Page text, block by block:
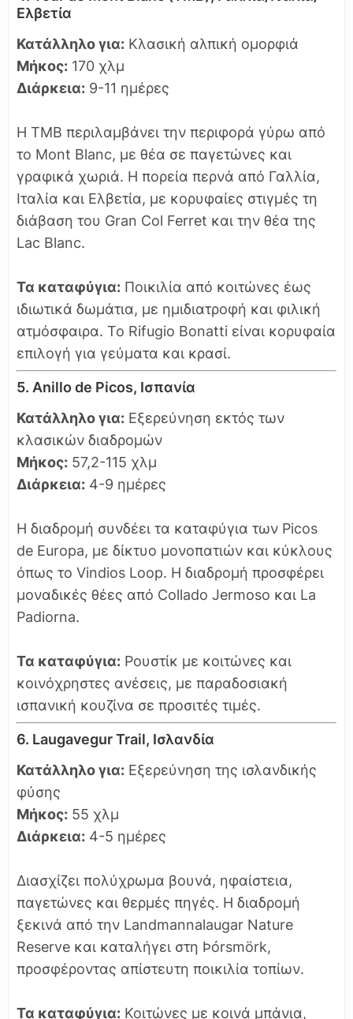
Ελβετία
Κατάλληλο για: Κλασική αλπική ομορφιά
Μήκος: 170 χλμ
Διάρκεια: 9-11 ημέρες
Η TMB περιλαμβάνει την περιφορά γύρω από
το Mont Blanc, με θέα σε παγετώνες και
γραφικά χωριά. Η πορεία περνά από Γαλλία,
Ιταλία και Ελβετία, με κορυφαίες στιγμές τη
διάβαση του Gran Col Ferret και την θέα της
Lac Blanc.
Τα καταφύγια: Ποικιλία από κοιτώνες έως
ιδιωτικά δωμάτια, με ημιδιατροφή και φιλική
ατμόσφαιρα. Το Rifugio Bonatti είναι κορυφαία
επιλογή για γεύματα και κρασί.
5. Anillo de Picos, Ισπανία
Κατάλληλο για: Εξερεύνηση εκτός των
κλασικών διαδρομών
Μήκος: 57,2-115 χλμ
Διάρκεια: 4-9 ημέρες
Η διαδρομή συνδέει τα καταφύγια των Picos
de Europa, με δίκτυο μονοπατιών και κύκλους
όπως το Vindios Loop. Η διαδρομή προσφέρει
μοναδικές θέες από Collado Jermoso και La
Padiorna.
Τα καταφύγια: Ρουστίκ με κοιτώνες και
κοινόχρηστες ανέσεις, με παραδοσιακή
ισπανική κουζίνα σε προσιτές τιμές.
6. Laugavegur Trail, Ισλανδία
Κατάλληλο για: Εξερεύνηση της ισλανδικής
φύσης
Μήκος: 55 χλμ
Διάρκεια: 4-5 ημέρες
Διασχίζει πολύχρωμα βουνά, ηφαίστεια,
παγετώνες και θερμές πηγές. Η διαδρομή
ξεκινά από την Landmannalaugar Nature
Reserve και καταλήγει στη Þórsmörk,
προσφέροντας απίστευτη ποικιλία τοπίων.
Τα καταφύγια: Κοιτώνες με κοινά μπάνια,